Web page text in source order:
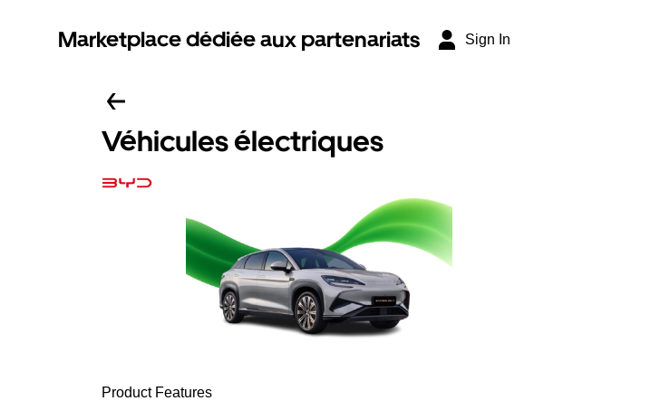
Marketplace dédiée aux partenariats Sign In
Véhicules électriques
Product Features